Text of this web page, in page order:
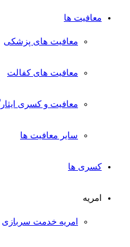
معافیت ها
معافیت های پزشکی
معافیت های کفالت
معافیت و کسری ایثارگری
سایر معافیت ها
کسری ها
امریه
امریه خدمت سربازی